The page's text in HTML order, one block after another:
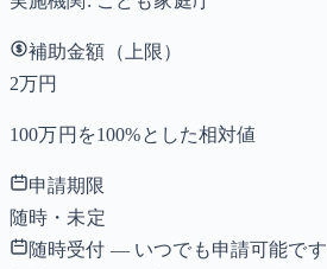
補助金額（上限）
2万円
100万円を100%とした相対値
申請期限
随時・未定
随時受付 — いつでも申請可能です